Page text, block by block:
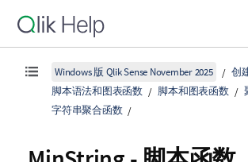
Windows 版 Qlik Sense November 2025
创
脚本语法和图表函数
脚本和图表函数
字符串聚合函数